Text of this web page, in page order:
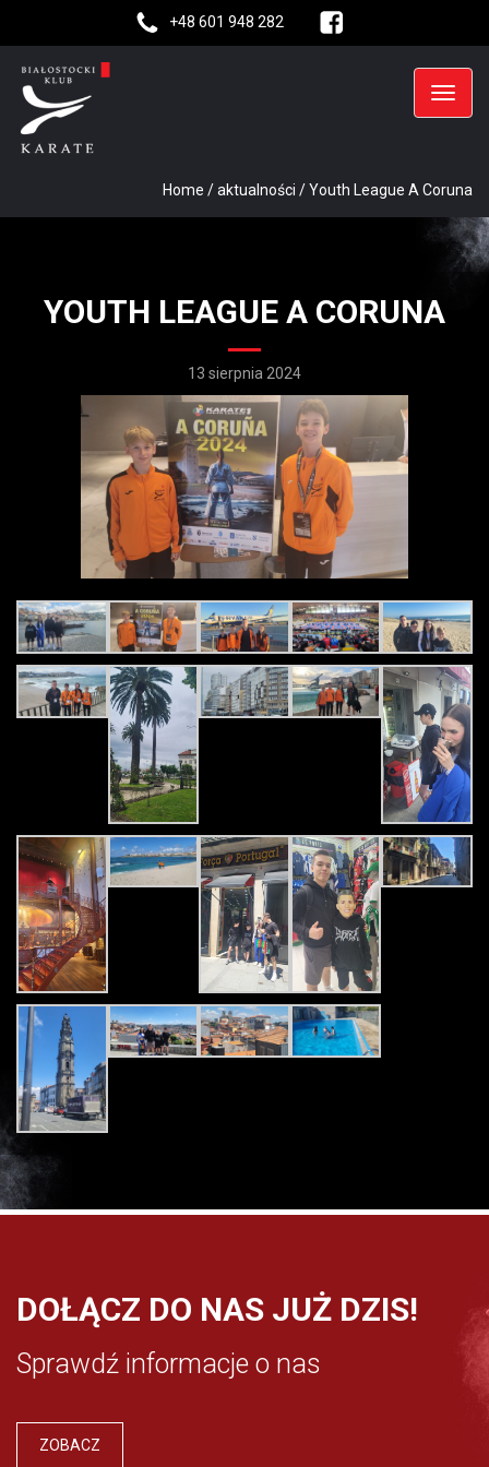
+48 601 948 282
Home /aktualności /Youth League A Coruna
YOUTH LEAGUE A CORUNA
13 sierpnia 2024
DOŁĄCZ DO NAS JUŻ DZIS!
Sprawdź informacje o nas
ZOBACZ